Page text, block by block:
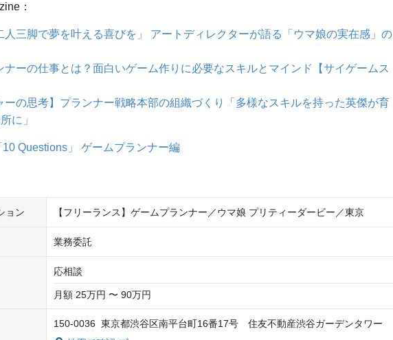
：
人三脚で夢を叶える喜びを」 アートディレクターが語る「ウマ娘の実在感」の
ナーの仕事とは？面白いゲーム作りに必要なスキルとマインド【サイゲームス
ーの思考】プランナー戦略本部の組織づくり「多様なスキルを持った英傑が育
に」
10 Questions」 ゲームプランナー編
ョン 【フリーランス】ゲームプランナー／ウマ娘 プリティーダービー／東京
業務委託
応相談
月額 25万円 〜 90万円
150-0036 東京都渋谷区南平台町16番17号 住友不動産渋谷ガーデンタワー